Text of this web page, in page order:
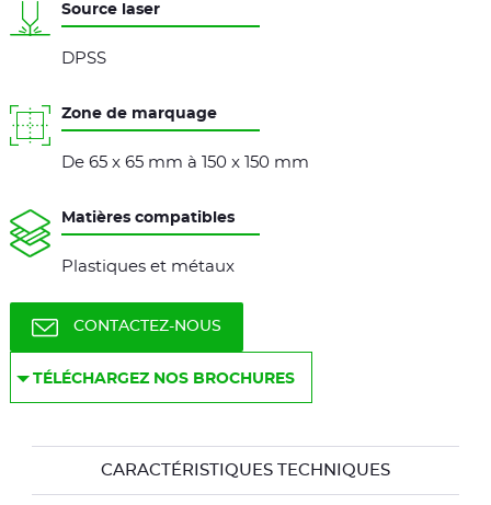
Source laser
DPSS
Zone de marquage
De 65 x 65 mm à 150 x 150 mm
Matières compatibles
Plastiques et métaux
CONTACTEZ-NOUS
TÉLÉCHARGEZ NOS BROCHURES
CARACTÉRISTIQUES TECHNIQUES